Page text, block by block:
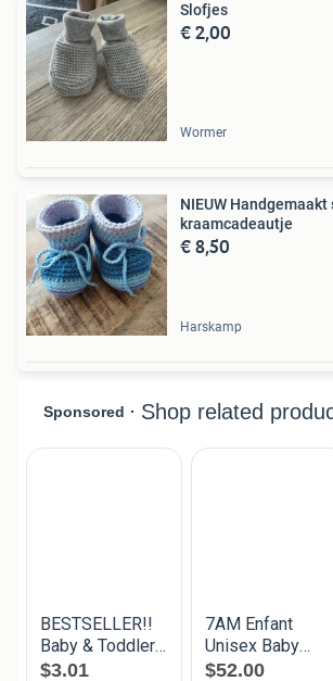
Slofjes
€ 2,00
Wormer
NIEUW
kraamcadeautje
€ 8,50
Harskamp